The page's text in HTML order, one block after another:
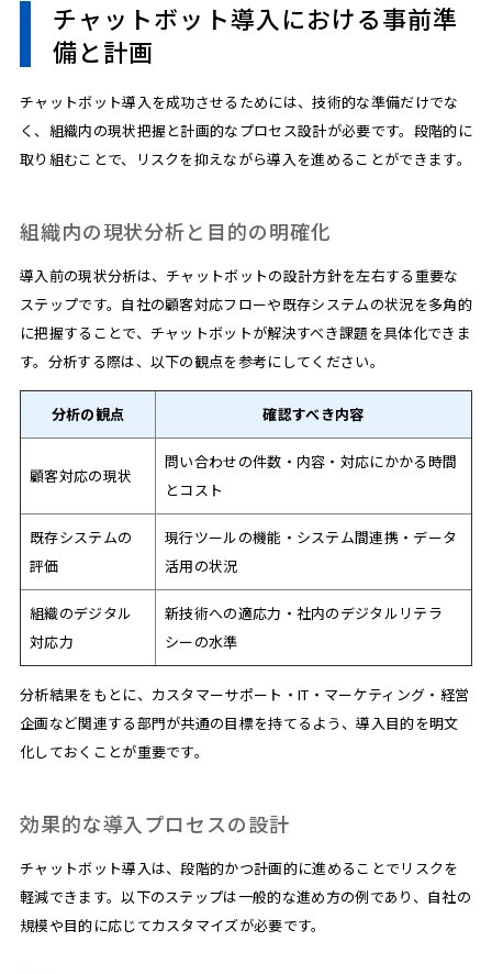
チャットボット導入における事前準
備と計画
チャットボット導入を成功させるためには、技術的な準備だけでな
く、組織内の現状把握と計画的なプロセス設計が必要です。段階的に
取り組むことで、リスクを抑えながら導入を進めることができます。
組織内の現状分析と目的の明確化
導入前の現状分析は、チャットボットの設計方針を左右する重要な
ステップです。自社の顧客対応フローや既存システムの状況を多角的
に把握することで、チャットボットが解決すべき課題を具体化できま
す。分析する際は、以下の観点を参考にしてください。
分析の観点 確認すべき内容
顧客対応の現状
問い合わせの件数・内容・対応にかかる時間
とコスト
既存システムの
評価
現行ツールの機能・システム間連携・データ
活用の状況
組織のデジタル
対応力
新技術への適応力・社内のデジタルリテラ
シーの水準
分析結果をもとに、カスタマーサポート・IT・マーケティング・経営
企画など関連する部門が共通の目標を持てるよう、導入目的を明文
化しておくことが重要です。
効果的な導入プロセスの設計
チャットボット導入は、段階的かつ計画的に進めることでリスクを
軽減できます。以下のステップは一般的な進め方の例であり、自社の
規模や目的に応じてカスタマイズが必要です。